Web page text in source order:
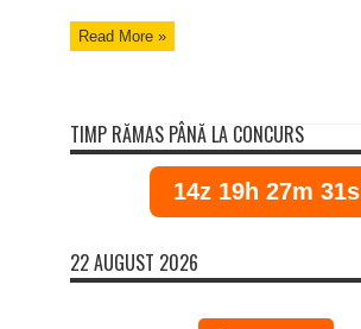
Read More »
TIMP RĂMAS PÂNĂ LA CONCURS
14z 19h 27m 31s
22 AUGUST 2026